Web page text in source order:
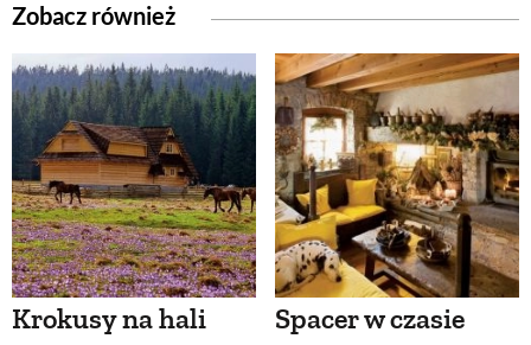
Zobacz również
Krokusy na hali Spacer w czasie